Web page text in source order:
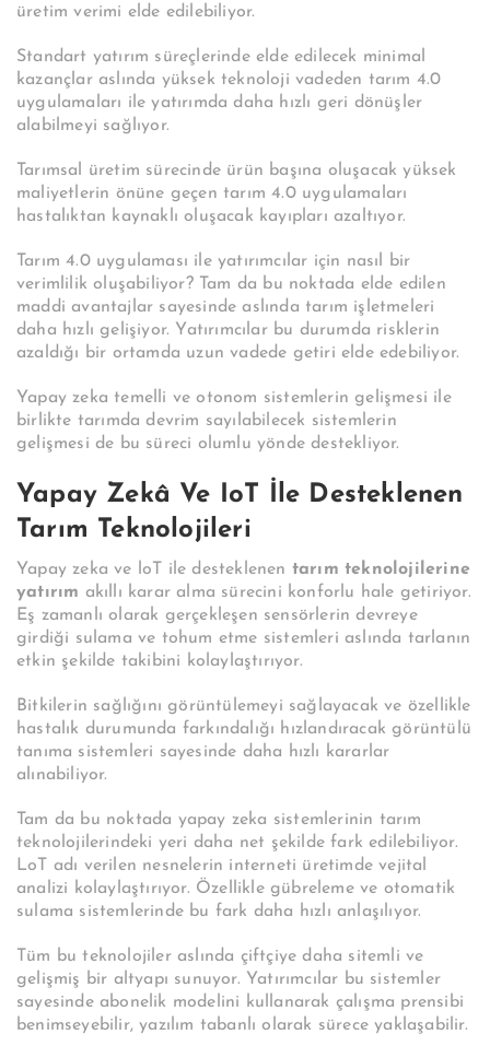
üretim verimi elde edilebiliyor.
Standart yatırım süreçlerinde elde edilecek minimal
kazançlar aslında yüksek teknoloji vadeden tarım 4.0
uygulamaları ile yatırımda daha hızlı geri dönüşler
alabilmeyi sağlıyor.
Tarımsal üretim sürecinde ürün başına oluşacak yüksek
maliyetlerin önüne geçen tarım 4.0 uygulamaları
hastalıktan kaynaklı oluşacak kayıpları azaltıyor.
Tarım 4.0 uygulaması ile yatırımcılar için nasıl bir
verimlilik oluşabiliyor? Tam da bu noktada elde edilen
maddi avantajlar sayesinde aslında tarım işletmeleri
daha hızlı gelişiyor. Yatırımcılar bu durumda risklerin
azaldığı bir ortamda uzun vadede getiri elde edebiliyor.
Yapay zeka temelli ve otonom sistemlerin gelişmesi ile
birlikte tarımda devrim sayılabilecek sistemlerin
gelişmesi de bu süreci olumlu yönde destekliyor.
Yapay Zekâ Ve IoT İle Desteklenen
Tarım Teknolojileri
Yapay zeka ve loT ile desteklenen tarım teknolojilerine
yatırım akıllı karar alma sürecini konforlu hale getiriyor.
Eş zamanlı olarak gerçekleşen sensörlerin devreye
girdiği sulama ve tohum etme sistemleri aslında tarlanın
etkin şekilde takibini kolaylaştırıyor.
Bitkilerin sağlığını görüntülemeyi sağlayacak ve özellikle
hastalık durumunda farkındalığı hızlandıracak görüntülü
tanıma sistemleri sayesinde daha hızlı kararlar
alınabiliyor.
Tam da bu noktada yapay zeka sistemlerinin tarım
teknolojilerindeki yeri daha net şekilde fark edilebiliyor.
LoT adı verilen nesnelerin interneti üretimde vejital
analizi kolaylaştırıyor. Özellikle gübreleme ve otomatik
sulama sistemlerinde bu fark daha hızlı anlaşılıyor.
Tüm bu teknolojiler aslında çiftçiye daha sitemli ve
gelişmiş bir altyapı sunuyor. Yatırımcılar bu sistemler
sayesinde abonelik modelini kullanarak çalışma prensibi
benimseyebilir, yazılım tabanlı olarak sürece yaklaşabilir.